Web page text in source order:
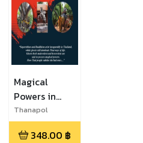
Magical
Powers in
Thai Culture
Thanapol
(Lamduan)
Chadchaidee
348.00 ฿